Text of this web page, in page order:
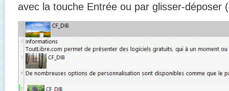
avec la touche Entrée ou par glisser-déposer